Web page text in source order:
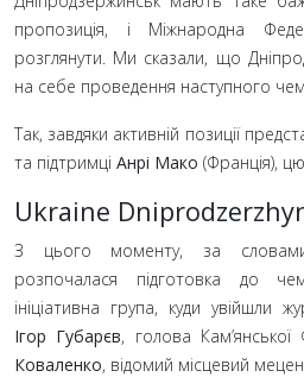
пропозиція, і Міжнародна
розглянути. Ми сказали, що
на себе проведення наступного
Так, завдяки активній позиції
та підтримці Анрі Мако (Франція),
Ukraine
З цього моменту, за
розпочалася підготовка до
ініціативна група, куди увійшли
Ігор Губарєв, голова
Коваленко, відомий місцевий